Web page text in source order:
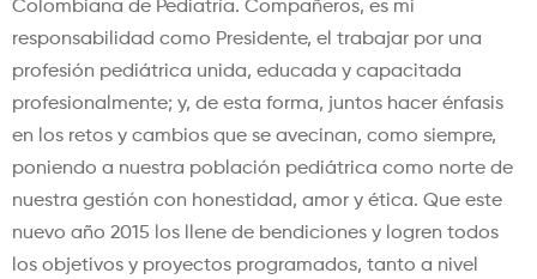
Colombiana de Pediatría. Compañeros, es mi
responsabilidad como Presidente, el trabajar por una
profesión pediátrica unida, educada y capacitada
profesionalmente; y, de esta forma, juntos hacer énfasis
en los retos y cambios que se avecinan, como siempre,
poniendo a nuestra población pediátrica como norte de
nuestra gestión con honestidad, amor y ética. Que este
nuevo año 2015 los llene de bendiciones y logren todos
los objetivos y proyectos programados, tanto a nivel